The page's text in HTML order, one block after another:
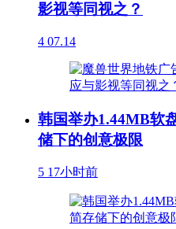
影视等同视之？
4 07.14
韩国举办1.44MB软
储下的创意极限
5 17小时前